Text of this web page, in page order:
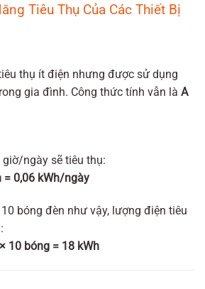
Tiêu Thụ Của Các Thiết Bị
thụ ít điện nhưng được sử dụng
gia đình. Công thức tính vẫn là A
giờ/ngày sẽ tiêu thụ:
= 0,06 kWh/ngày
bóng đèn như vậy, lượng điện tiêu
10 bóng = 18 kWh